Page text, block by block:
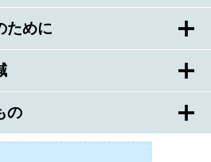
ために
の